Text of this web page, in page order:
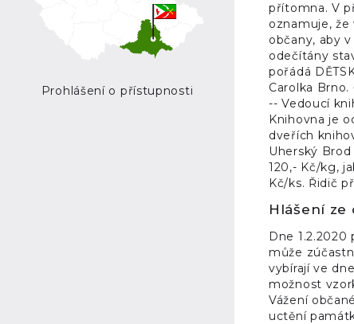
Prohlášení o přístupnosti
přítomna. V
oznamuje,
občany, aby
odečítány
pořádá
Carolka
-- Vedoucí
Knihovna je
dveřích
Uherský
120,- Kč/kg,
Kč/ks. Řidič
Hlášení ze
Dne 1.2.2020
může
vybírají ve
možnost
Vážení
uctění